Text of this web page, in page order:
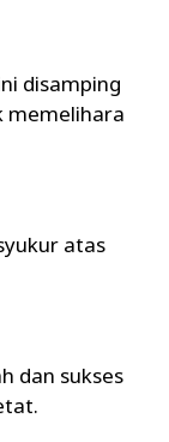
disamping
memelihara
atas
dan sukses